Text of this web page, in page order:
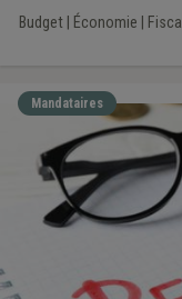
Budget| Économie
Mandataires